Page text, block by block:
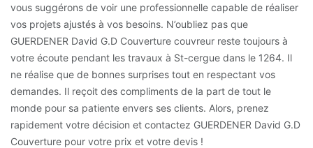
vous suggérons de voir une professionnelle capable de réaliser
vos projets ajustés à vos besoins. N’oubliez pas que
GUERDENER David G.D Couverture couvreur reste toujours à
votre écoute pendant les travaux à St-cergue dans le 1264. Il
ne réalise que de bonnes surprises tout en respectant vos
demandes. Il reçoit des compliments de la part de tout le
monde pour sa patiente envers ses clients. Alors, prenez
rapidement votre décision et contactez GUERDENER David G.D
Couverture pour votre prix et votre devis !